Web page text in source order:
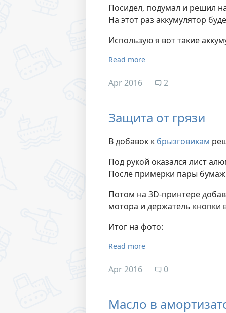
Посидел, подумал и решил
На этот раз аккумулятор
Использую я вот такие
Read more
Apr 2016 2
Защита от грязи
В добавок к брызговикам
Под рукой оказался лист
После примерки пары
Потом на 3D-принтере
мотора и держатель кнопки
Итог на фото:
Read more
Apr 2016 0
Масло в